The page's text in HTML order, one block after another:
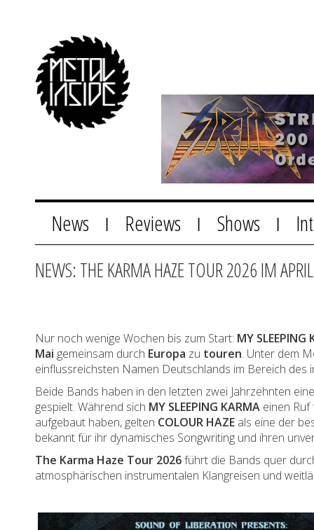
News Reviews Shows
NEWS: THE KARMA HAZE TOUR 2026 IM
Nur noch wenige Wochen bis zum Start: MY SLEEPING
Mai gemeinsam durch Europa zu touren. Unter dem
einflussreichsten Namen Deutschlands im Bereich
Beide Bands haben in den letzten zwei Jahrzehnten
gespielt. Während sich MY SLEEPING KARMA einen
aufgebaut haben, gelten COLOUR HAZE als eine der
bekannt für ihr dynamisches Songwriting und ihren
The Karma Haze Tour 2026führt die Bands quer
atmosphärischen instrumentalen Klangreisen und